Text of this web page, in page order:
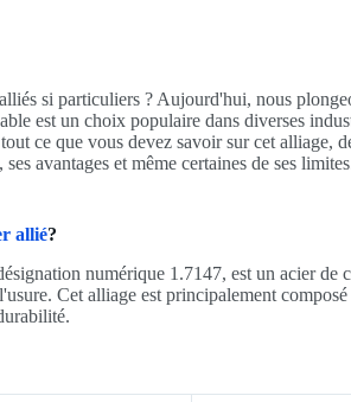
si particuliers ? Aujourd'hui, nous
est un choix populaire dans diverses
ce que vous devez savoir sur cet alliage,
avantages et même certaines de ses
allié?
numérique 1.7147, est un acier de
Cet alliage est principalement